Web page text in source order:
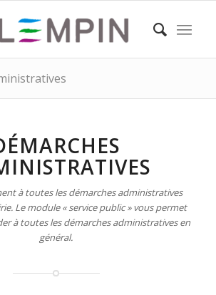
à toutes les démarches administratives
Le module « service public » vous permet
à toutes les démarches administratives en
général.